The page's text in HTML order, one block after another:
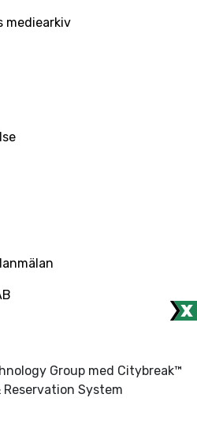
mediearkiv
Group med Citybreak™
System